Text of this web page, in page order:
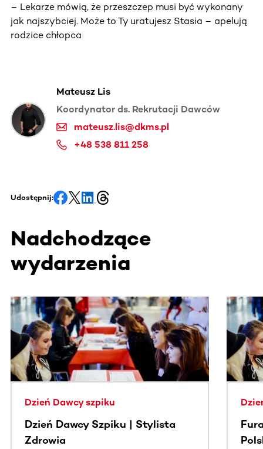
– Lekarze mówią, że przeszczep musi być wykonany
jak najszybciej. Może to Ty uratujesz Stasia – apelują
rodzice chłopca
Mateusz Lis
Koordynator ds. Rekrutacji Dawców
mateusz.lis@dkms.pl
+48 538 811 258
Udostępnij:
Nadchodzące
wydarzenia
Ta sekcja zawiera treści przewijane w poziomie. Użyj
Dzień Dawcy szpiku
Dzień Dawcy Szpiku | Stylista
Zdrowia